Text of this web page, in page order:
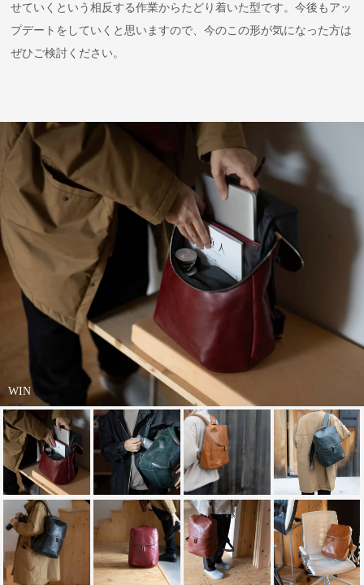
せていくという相反する作業からたどり着いた型です。今後もアッ
プデートをしていくと思いますので、今のこの形が気になった方は
ぜひご検討ください。
WIN